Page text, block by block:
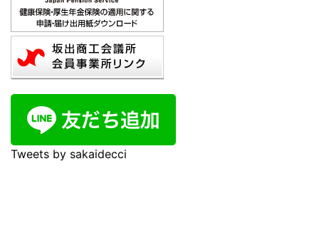
Tweets by sakaidecci